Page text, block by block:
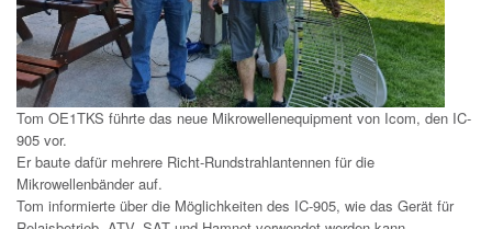
Tom OE1TKS führte das neue Mikrowellenequipment von Icom, den IC-
905 vor.
Er baute dafür mehrere Richt-Rundstrahlantennen für die
Mikrowellenbänder auf.
Tom informierte über die Möglichkeiten des IC-905, wie das Gerät für